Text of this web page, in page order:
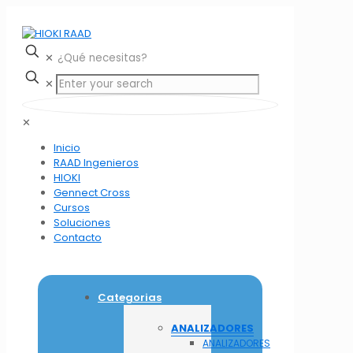
✕
✕
✕
Inicio
RAAD Ingenieros
HIOKI
Gennect Cross
Cursos
Soluciones
Contacto
Categorias
ANALIZADORES
ANALIZADORES